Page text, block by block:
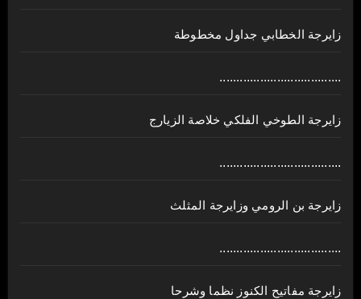
زايرجة الخطابي جداول مخطوطة
....................................
زايرجة الطوخي الفلكي خلاصة الزيارج
....................................
زايرجة بن الرومي وزايرجة المثلث
....................................
زايرجة مفاتيح الكنوز نظما وشرحا